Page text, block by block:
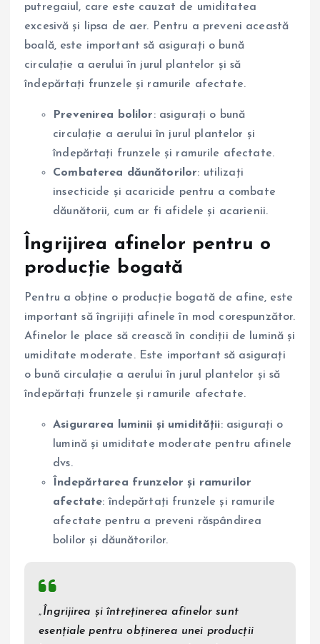
putregaiul, care este cauzat de umiditatea
excesivă și lipsa de aer. Pentru a preveni această
boală, este important să asigurați o bună
circulație a aerului în jurul plantelor și să
îndepărtați frunzele și ramurile afectate.
Prevenirea bolilor: asigurați o bună
circulație a aerului în jurul plantelor și
îndepărtați frunzele și ramurile afectate.
Combaterea dăunătorilor: utilizați
insecticide și acaricide pentru a combate
dăunătorii, cum ar fi afidele și acarienii.
Îngrijirea afinelor pentru o
producție bogată
Pentru a obține o producție bogată de afine, este
important să îngrijiți afinele în mod corespunzător.
Afinelor le place să crească în condiții de lumină și
umiditate moderate. Este important să asigurați
o bună circulație a aerului în jurul plantelor și să
îndepărtați frunzele și ramurile afectate.
Asigurarea luminii și umidității: asigurați o
lumină și umiditate moderate pentru afinele
dvs.
Îndepărtarea frunzelor și ramurilor
afectate: îndepărtați frunzele și ramurile
afectate pentru a preveni răspândirea
bolilor și dăunătorilor.
„Îngrijirea și întreținerea afinelor sunt
esențiale pentru obținerea unei producții